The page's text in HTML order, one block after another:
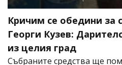
Кричим се обедини за
Георги Кузев:
из целия град
Събраните средства ще